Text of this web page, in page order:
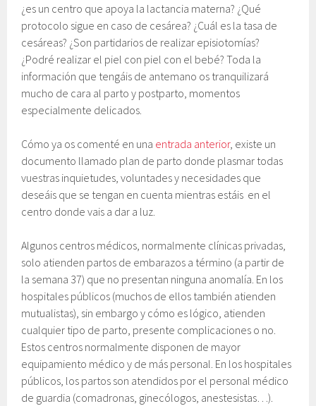
¿es un centro que apoya la lactancia materna? ¿Qué
protocolo sigue en caso de cesárea? ¿Cuál es la tasa de
cesáreas? ¿Son partidarios de realizar episiotomías?
¿Podré realizar el piel con piel con el bebé? Toda la
información que tengáis de antemano os tranquilizará
mucho de cara al parto y postparto, momentos
especialmente delicados.
Cómo ya os comenté en una entrada anterior, existe un
documento llamado plan de parto donde plasmar todas
vuestras inquietudes, voluntades y necesidades que
deseáis que se tengan en cuenta mientras estáis en el
centro donde vais a dar a luz.
Algunos centros médicos, normalmente clínicas privadas,
solo atienden partos de embarazos a término (a partir de
la semana 37) que no presentan ninguna anomalía. En los
hospitales públicos (muchos de ellos también atienden
mutualistas), sin embargo y cómo es lógico, atienden
cualquier tipo de parto, presente complicaciones o no.
Estos centros normalmente disponen de mayor
equipamiento médico y de más personal. En los hospitales
públicos, los partos son atendidos por el personal médico
de guardia (comadronas, ginecólogos, anestesistas…).